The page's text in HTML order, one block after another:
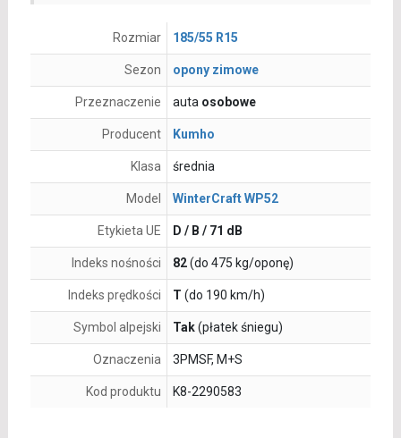
Rozmiar 185/55 R15
Sezon opony zimowe
Przeznaczenie auta osobowe
Producent Kumho
Klasa średnia
Model WinterCraft WP52
Etykieta UE D / B / 71 dB
Indeks nośności 82(do 475 kg/oponę)
Indeks prędkości T (do 190 km/h)
Symbol alpejski Tak(płatek śniegu)
Oznaczenia 3PMSF, M+S
Kod produktu K8-2290583